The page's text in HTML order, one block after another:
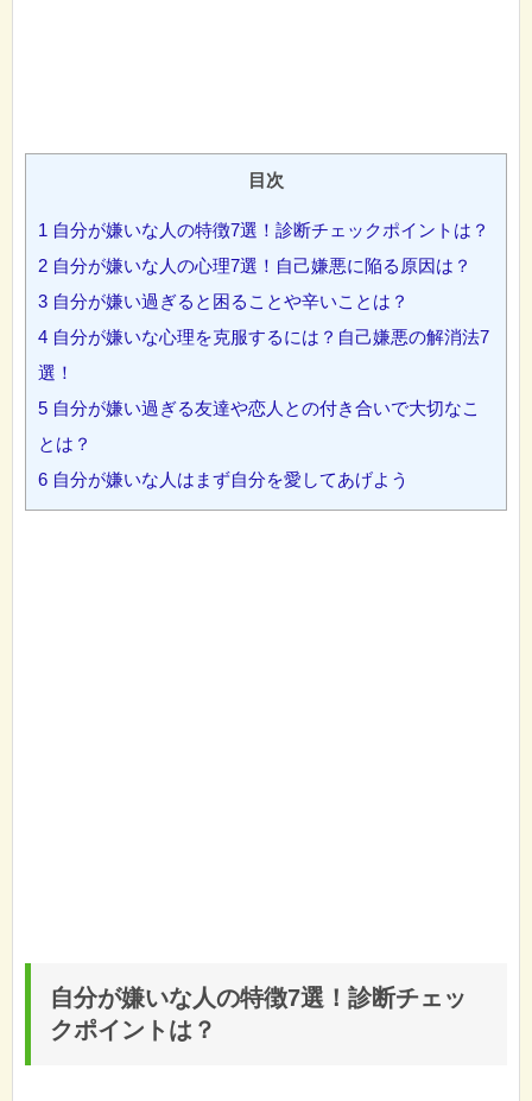
目次
1 自分が嫌いな人の特徴7選！診断チェックポイントは？
2 自分が嫌いな人の心理7選！自己嫌悪に陥る原因は？
3 自分が嫌い過ぎると困ることや辛いことは？
4 自分が嫌いな心理を克服するには？自己嫌悪の解消法7
選！
5 自分が嫌い過ぎる友達や恋人との付き合いで大切なこ
とは？
6 自分が嫌いな人はまず自分を愛してあげよう
自分が嫌いな人の特徴7選！診断チェッ
クポイントは？